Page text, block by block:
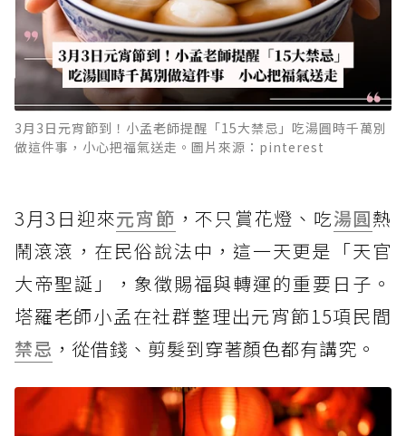
3月3日元宵節到！小孟老師提醒「15大禁忌」吃湯圓時千萬別
做這件事，小心把福氣送走。圖片來源：pinterest
3月3日迎來元宵節 ，不只賞花燈、吃湯圓熱
鬧滾滾，在民俗說法中，這一天更是「天官
大帝聖誕」，象徵賜福與轉運的重要日子。
塔羅老師小孟在社群整理出元宵節15項民間
禁忌 ，從借錢、剪髮到穿著顏色都有講究。